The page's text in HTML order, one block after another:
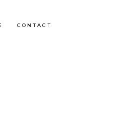
CONTACT